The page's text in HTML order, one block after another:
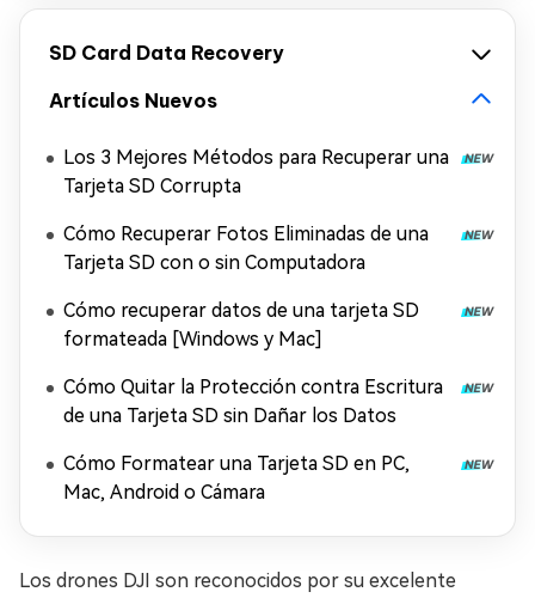
SD Card Data Recovery
Artículos Nuevos
Los 3 Mejores Métodos para Recuperar una
Tarjeta SD Corrupta
Cómo Recuperar Fotos Eliminadas de una
Tarjeta SD con o sin Computadora
Cómo recuperar datos de una tarjeta SD
formateada [Windows y Mac]
Cómo Quitar la Protección contra Escritura
de una Tarjeta SD sin Dañar los Datos
Cómo Formatear una Tarjeta SD en PC,
Mac, Android o Cámara
Los drones DJI son reconocidos por su excelente